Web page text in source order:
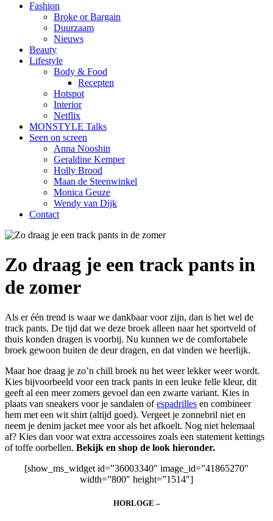
Fashion
Broke or Bargain
Duurzaam
Nieuws
Beauty
Lifestyle
Body & Food
Recepten
Hotspot
Interior
Netflix
MONSTYLE Talks
Seen on screen
Anna Nooshin
Geraldine Kemper
Holly Brood
Maan de Steenwinkel
Monica Geuze
Wendy van Dijk
Contact
Zo draag je een track pants in
de zomer
Als er één trend is waar we dankbaar voor zijn, dan is het wel de
track pants. De tijd dat we deze broek alleen naar het sportveld of
thuis konden dragen is voorbij. Nu kunnen we de comfortabele
broek gewoon buiten de deur dragen, en dat vinden we heerlijk.
Maar hoe draag je zo’n chill broek nu het weer lekker weer wordt.
Kies bijvoorbeeld voor een track pants in een leuke felle kleur, dit
geeft al een meer zomers gevoel dan een zwarte variant. Kies in
plaats van sneakers voor je sandalen ofespadrilles en combineer
hem met een wit shirt (altijd goed). Vergeet je zonnebril niet en
neem je denim jacket mee voor als het afkoelt. Nog niet helemaal
af? Kies dan voor wat extra accessoires zoals een statement kettings
of toffe oorbellen. Bekijk en shop de look hieronder.
[show_ms_widget id=”36003340″ image_id=”41865270″
width=”800″ height=”1514″]
HORLOGE –